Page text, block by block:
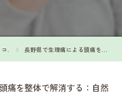
コラム 長野県で生理痛による頭痛を整体で解消する：自然の力を活かした健康法
痛を整体で解消する：自然